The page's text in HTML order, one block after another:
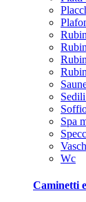
Spa
Wc
Caminetti